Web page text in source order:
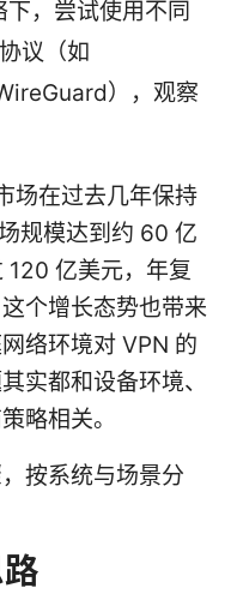
，尝试使用不同
议（如
），观察
场在过去几年保持
规模达到约 60 亿
亿美元，年复
个增长态势也带来
络环境对 VPN 的
实都和设备环境、
略相关。
按系统与场景分